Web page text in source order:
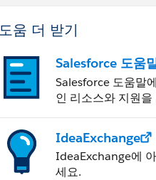
도움 더 받기
Salesforce 도움
Salesforce 도움말
인 리소스와 지원을
IdeaExchange
IdeaExchange에
세요.